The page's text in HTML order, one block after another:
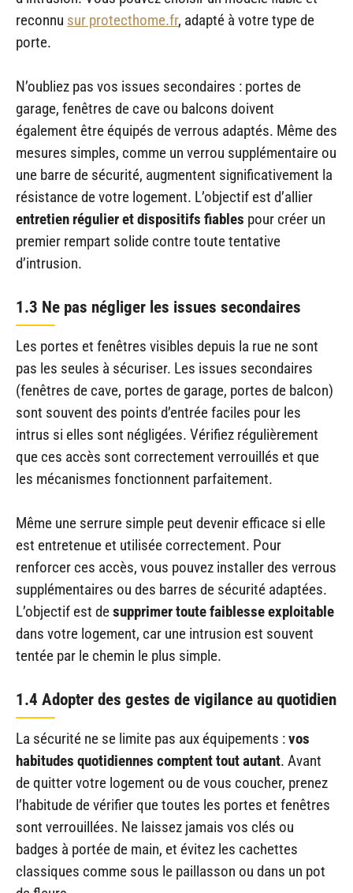
reconnu sur protecthome.fr, adapté à votre type de
porte.
N’oubliez pas vos issues secondaires : portes de
garage, fenêtres de cave ou balcons doivent
également être équipés de verrous adaptés. Même des
mesures simples, comme un verrou supplémentaire ou
une barre de sécurité, augmentent significativement la
résistance de votre logement. L’objectif est d’allier
entretien régulier et dispositifs fiables pour créer un
premier rempart solide contre toute tentative
d’intrusion.
1.3 Ne pas négliger les issues secondaires
Les portes et fenêtres visibles depuis la rue ne sont
pas les seules à sécuriser. Les issues secondaires
(fenêtres de cave, portes de garage, portes de balcon)
sont souvent des points d’entrée faciles pour les
intrus si elles sont négligées. Vérifiez régulièrement
que ces accès sont correctement verrouillés et que
les mécanismes fonctionnent parfaitement.
Même une serrure simple peut devenir efficace si elle
est entretenue et utilisée correctement. Pour
renforcer ces accès, vous pouvez installer des verrous
supplémentaires ou des barres de sécurité adaptées.
L’objectif est desupprimer toute faiblesse exploitable
dans votre logement, car une intrusion est souvent
tentée par le chemin le plus simple.
1.4 Adopter des gestes de vigilance au quotidien
La sécurité ne se limite pas aux équipements :vos
habitudes quotidiennes comptent tout autant. Avant
de quitter votre logement ou de vous coucher, prenez
l’habitude de vérifier que toutes les portes et fenêtres
sont verrouillées. Ne laissez jamais vos clés ou
badges à portée de main, et évitez les cachettes
classiques comme sous le paillasson ou dans un pot